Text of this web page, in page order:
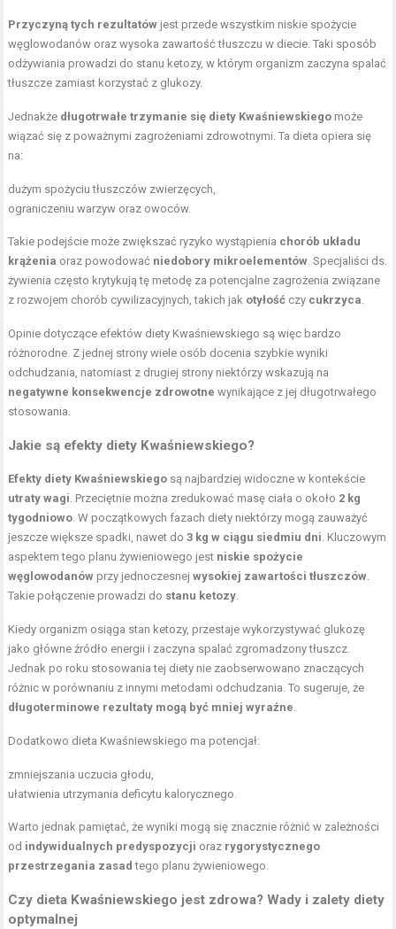
Przyczyną tych rezultatów jest przede wszystkim niskie spożycie
węglowodanów oraz wysoka zawartość tłuszczu w diecie. Taki sposób
odżywiania prowadzi do stanu ketozy, w którym organizm zaczyna spalać
tłuszcze zamiast korzystać z glukozy.
Jednakże długotrwałe trzymanie się diety Kwaśniewskiego może
wiązać się z poważnymi zagrożeniami zdrowotnymi. Ta dieta opiera się
na:
dużym spożyciu tłuszczów zwierzęcych,
ograniczeniu warzyw oraz owoców.
Takie podejście może zwiększać ryzyko wystąpienia chorób układu
krążenia oraz powodować niedobory mikroelementów. Specjaliści ds.
żywienia często krytykują tę metodę za potencjalne zagrożenia związane
z rozwojem chorób cywilizacyjnych, takich jak otyłość czy cukrzyca.
Opinie dotyczące efektów diety Kwaśniewskiego są więc bardzo
różnorodne. Z jednej strony wiele osób docenia szybkie wyniki
odchudzania, natomiast z drugiej strony niektórzy wskazują na
negatywne konsekwencje zdrowotne wynikające z jej długotrwałego
stosowania.
Jakie są efekty diety Kwaśniewskiego?
Efekty diety Kwaśniewskiego są najbardziej widoczne w kontekście
utraty wagi. Przeciętnie można zredukować masę ciała o około 2 kg
tygodniowo. W początkowych fazach diety niektórzy mogą zauważyć
jeszcze większe spadki, nawet do3 kg w ciągu siedmiu dni. Kluczowym
aspektem tego planu żywieniowego jest niskie spożycie
węglowodanów przy jednoczesnejwysokiej zawartości tłuszczów.
Takie połączenie prowadzi do stanu ketozy.
Kiedy organizm osiąga stan ketozy, przestaje wykorzystywać glukozę
jako główne źródło energii i zaczyna spalać zgromadzony tłuszcz.
Jednak po roku stosowania tej diety nie zaobserwowano znaczących
różnic w porównaniu z innymi metodami odchudzania. To sugeruje, że
długoterminowe rezultaty mogą być mniej wyraźne.
Dodatkowo dieta Kwaśniewskiego ma potencjał:
zmniejszania uczucia głodu,
ułatwienia utrzymania deficytu kalorycznego.
Warto jednak pamiętać, że wyniki mogą się znacznie różnić w zależności
od indywidualnych predyspozycji oraz rygorystycznego
przestrzegania zasad tego planu żywieniowego.
Czy dieta Kwaśniewskiego jest zdrowa? Wady i zalety diety
optymalnej